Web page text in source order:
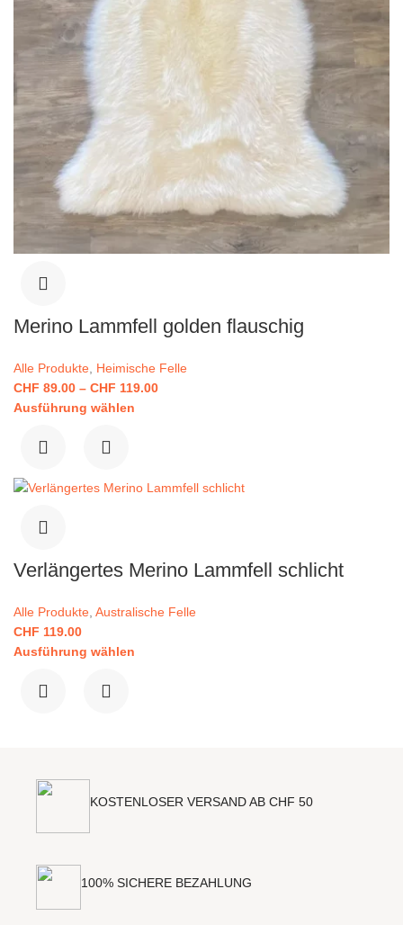
Merino Lammfell golden flauschig
Alle Produkte Heimische Felle
CHF 89.00 – CHF 119.00
Ausführung wählen
Verlängertes Merino Lammfell schlicht
Alle Produkte, Australische Felle
CHF 119.00
Ausführung wählen
KOSTENLOSER VERSAND AB CHF 50
100% SICHERE BEZAHLUNG